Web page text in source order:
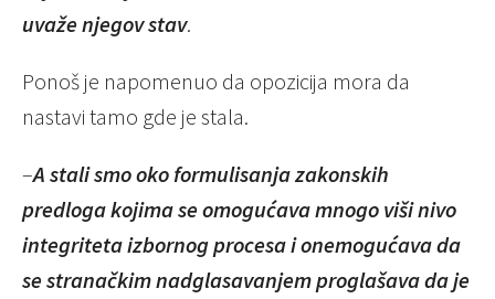
uvaže njegov stav.
Ponoš je napomenuo da opozicija mora da
nastavi tamo gde je stala.
–A stali smo oko formulisanja zakonskih
predloga kojima se omogućava mnogo viši nivo
integriteta izbornog procesa i onemogućava da
se stranačkim nadglasavanjem proglašava da je